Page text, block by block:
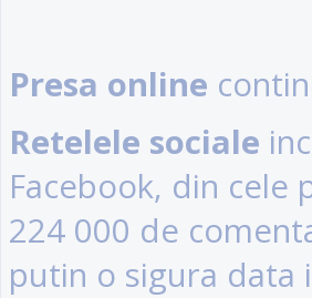
Presa online
Retelele sociale
Facebook, din cele
224 000 de
putin o sigura data